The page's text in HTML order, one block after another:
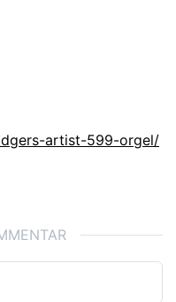
artist-599-orgel/